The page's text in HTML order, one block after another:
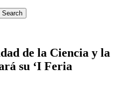
de la Ciencia y la
su ‘I Feria